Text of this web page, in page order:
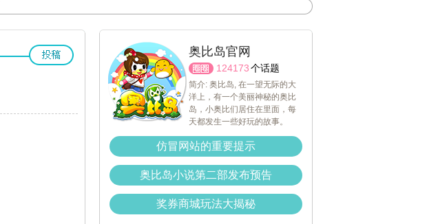
奥比岛官网
124173个话题
简介: 奥比岛, 在一望无际的大
洋上，有一个美丽神秘的奥比
岛，小奥比们居住在里面，每
天都发生一些好玩的故事。
仿冒网站的重要提示
奥比岛小说第二部发布预告
奖券商城玩法大揭秘